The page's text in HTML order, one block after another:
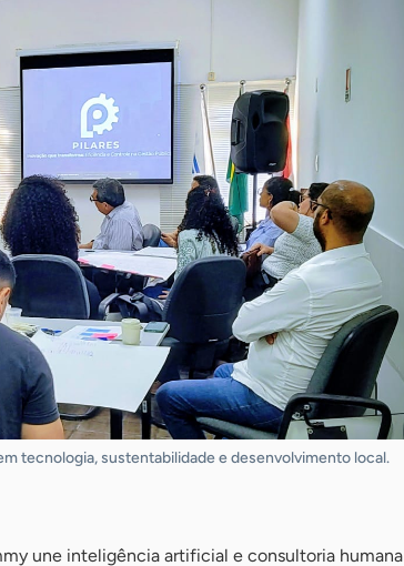
tecnologia, sustentabilidade e desenvolvimento local.
une inteligência artificial e consultoria humana